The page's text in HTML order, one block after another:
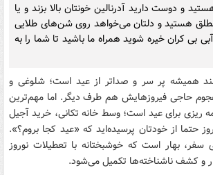
و دوست دارید آدرنالین خونتان بالا بزند و یا
هستید و دلتان می‌خواهد روی شن‌های طلایی
بی کران خیره شوید همراه ما باشید تا شما را به
همیشه پر سر و صداتر از عید است؛ شلوغی و
حاجی فیروزهایش هم طرف دیگر. اما مهم‌ترین
ریزی برای عید است؛ وسط خانه تکانی، خرید آجیل
حتما از خودتان پرسیده‌اید که «عید کجا بروم؟».
بهار است که خوشبختانه با تعطیلات نوروز
و کشف ناشناخته‌ها تکمیل می‌شود.